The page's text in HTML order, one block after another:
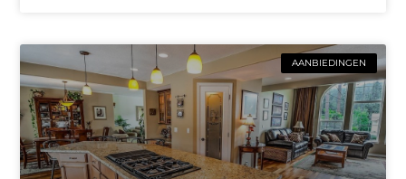
AANBIEDINGEN